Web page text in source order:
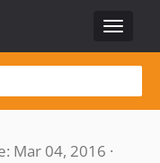
Toggle
Mar 04, 2016 ·